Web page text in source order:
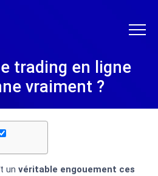
trading en ligne
vraiment ?
un véritable engouement ces